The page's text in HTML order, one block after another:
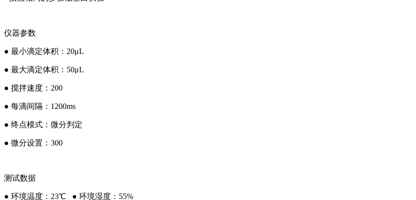
仪器参数
● 最小滴定体积：20μL
● 最大滴定体积：50μL
● 搅拌速度：200
● 每滴间隔：1200ms
● 终点模式：微分判定
● 微分设置：300
测试数据
● 环境温度：23℃ ● 环境湿度：55%